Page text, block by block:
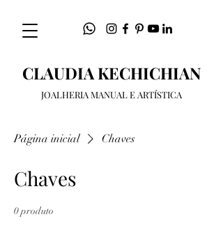
CLAUDIA KECHICHIAN
JOALHERIA MANUAL E ARTÍSTICA
Página inicial Chaves
Chaves
0 produto